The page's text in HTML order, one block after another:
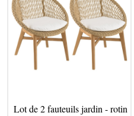
Lot de 2 fauteuils jardin - rotin